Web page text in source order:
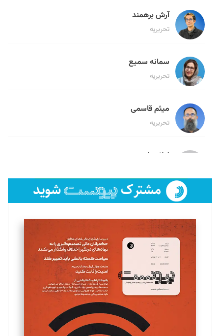
آرش برهمند
تحریریه
سمانه سمیع
تحریریه
میثم قاسمی
تحریریه
لیلا حنارود
فائزه فتحی رستمی
تحریریه
سروش کرمیان
تحریریه
مینا پاکدل